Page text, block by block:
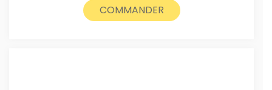
COMMANDER